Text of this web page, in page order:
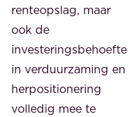
renteopslag, maar
ook de
investeringsbehoefte
in verduurzaming en
herpositionering
volledig mee te